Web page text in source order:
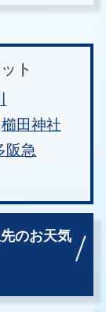
ト
櫛田神社
阪急
のお天気